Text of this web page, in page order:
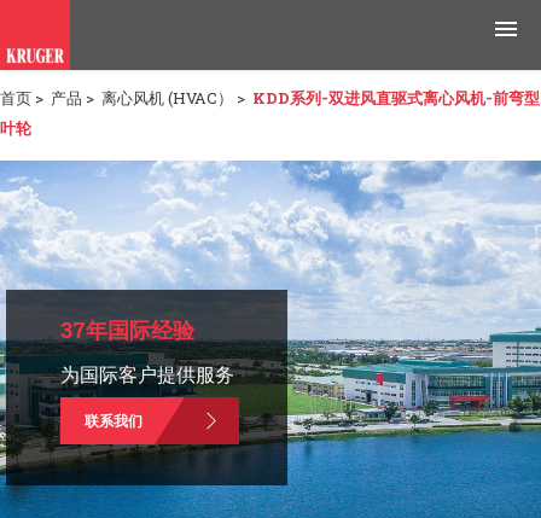
产品
应用领域
工具与资源
新闻媒体
为什么选择科禄格
招聘
联系我们
首页 > 产品 > 离心风机 (HVAC） > KDD系列-双进风直驱式离心风机-前弯型
叶轮
37年国际经验
为国际客户提供服务
联系我们